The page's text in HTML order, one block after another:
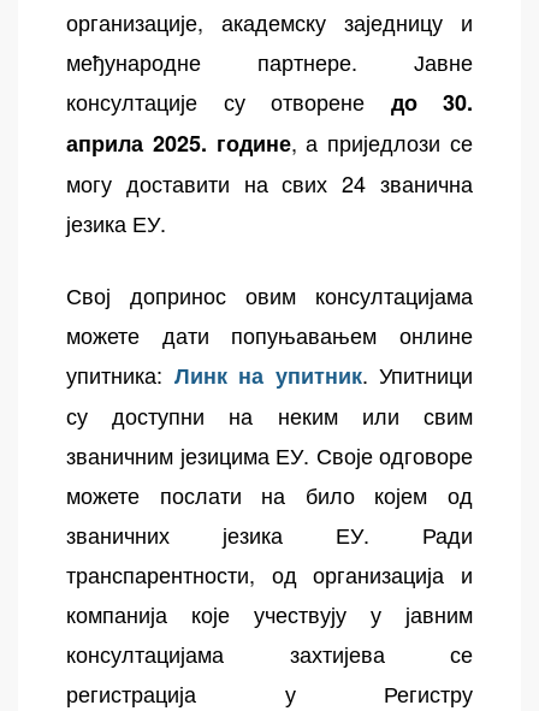
организације, академску заједницу и
међународне партнере. Јавне
консултације су отворене до 30.
априла 2025. године, а приједлози се
могу доставити на свих 24 званична
језика ЕУ.
Свој допринос овим консултацијама
можете дати попуњавањем онлине
упитника: Линк на упитник. Упитници
су доступни на неким или свим
званичним језицима ЕУ. Своје одговоре
можете послати на било којем од
званичних језика ЕУ. Ради
транспарентности, од организација и
компанија које учествују у јавним
консултацијама захтијева се
регистрација у Регистру